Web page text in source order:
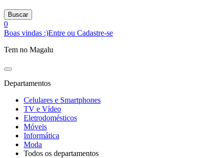
Buscar
0
Boas vindas :)Entre ou Cadastre-se
Tem no Magalu
Departamentos
Celulares e Smartphones
TV e Vídeo
Eletrodomésticos
Móveis
Informática
Moda
Todos os departamentos